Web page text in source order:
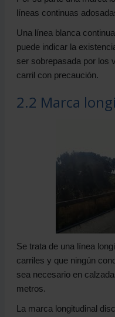
líneas continuas
Una línea blanca
puede indicar la
ser sobrepasada por los
carril con precaución.
2.2 Marca
Se trata de una línea
carriles y que ningún
sea necesario en
metros.
La marca longitudinal